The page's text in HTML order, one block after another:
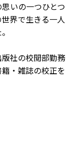
いの一つひとつ
界で生きる一人
社の校閲部勤務
・雑誌の校正を